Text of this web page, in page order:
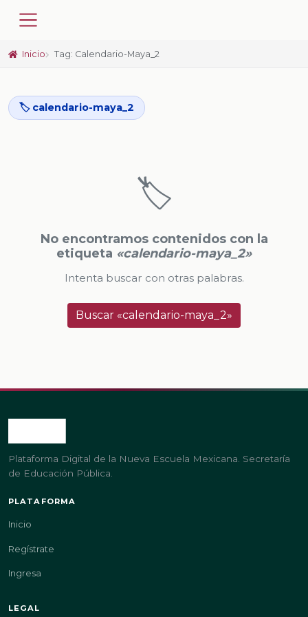
Inicio Tag: Calendario-Maya_2
🏷️ calendario-maya_2
🏷️
No encontramos contenidos con la
etiqueta «calendario-maya_2»
Intenta buscar con otras palabras.
Buscar «calendario-maya_2»
Plataforma Digital de la Nueva Escuela Mexicana. Secretaría
de Educación Pública.
PLATAFORMA
Inicio
Regístrate
Ingresa
LEGAL